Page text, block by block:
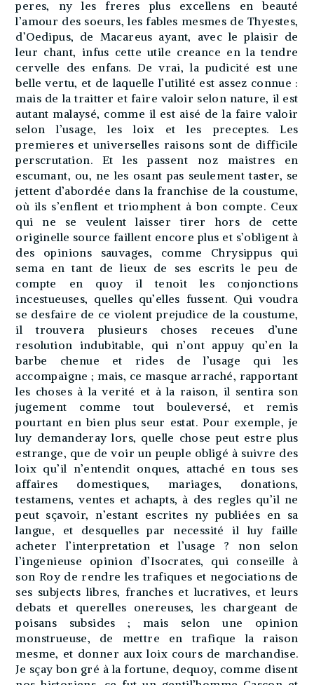
peres, ny les freres plus excellens en beauté
l’amour des soeurs, les fables mesmes de Thyestes,
d’Oedipus, de Macareus ayant, avec le plaisir de
leur chant, infus cette utile creance en la tendre
cervelle des enfans. De vrai, la pudicité est une
belle vertu, et de laquelle l’utilité est assez connue :
mais de la traitter et faire valoir selon nature, il est
autant malaysé, comme il est aisé de la faire valoir
selon l’usage, les loix et les preceptes. Les
premieres et universelles raisons sont de difficile
perscrutation. Et les passent noz maistres en
escumant, ou, ne les osant pas seulement taster, se
jettent d’abordée dans la franchise de la coustume,
où ils s’enflent et triomphent à bon compte. Ceux
qui ne se veulent laisser tirer hors de cette
originelle source faillent encore plus et s’obligent à
des opinions sauvages, comme Chrysippus qui
sema en tant de lieux de ses escrits le peu de
compte en quoy il tenoit les conjonctions
incestueuses, quelles qu’elles fussent. Qui voudra
se desfaire de ce violent prejudice de la coustume,
il trouvera plusieurs choses receues d’une
resolution indubitable, qui n’ont appuy qu’en la
barbe chenue et rides de l’usage qui les
accompaigne ; mais, ce masque arraché, rapportant
les choses à la verité et à la raison, il sentira son
jugement comme tout bouleversé, et remis
pourtant en bien plus seur estat. Pour exemple, je
luy demanderay lors, quelle chose peut estre plus
estrange, que de voir un peuple obligé à suivre des
loix qu’il n’entendit onques, attaché en tous ses
affaires domestiques, mariages, donations,
testamens, ventes et achapts, à des regles qu’il ne
peut sçavoir, n’estant escrites ny publiées en sa
langue, et desquelles par necessité il luy faille
acheter l’interpretation et l’usage ? non selon
l’ingenieuse opinion d’Isocrates, qui conseille à
son Roy de rendre les trafiques et negociations de
ses subjects libres, franches et lucratives, et leurs
debats et querelles onereuses, les chargeant de
poisans subsides ; mais selon une opinion
monstrueuse, de mettre en trafique la raison
mesme, et donner aux loix cours de marchandise.
Je sçay bon gré à la fortune, dequoy, comme disent